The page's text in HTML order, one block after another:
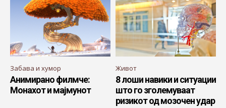
Забава и хумор
Анимирано филмче:
Монахот и мајмунот
Живот
8 лоши навики и ситуации
што го зголемуваат
ризикот од мозочен удар